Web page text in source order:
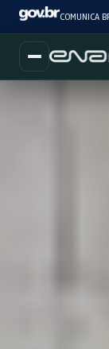
COMUNICA